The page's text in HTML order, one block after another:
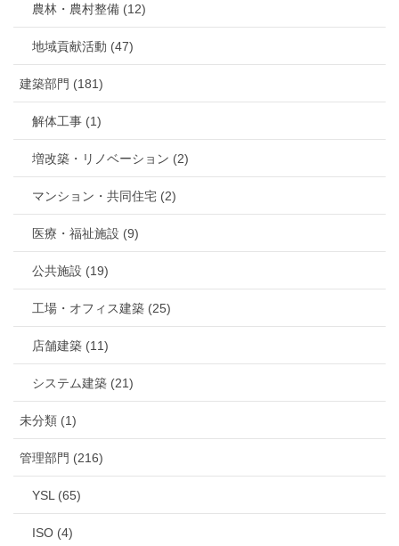
農林・農村整備 (12)
地域貢献活動 (47)
建築部門 (181)
解体工事 (1)
増改築・リノベーション (2)
マンション・共同住宅 (2)
医療・福祉施設 (9)
公共施設 (19)
工場・オフィス建築 (25)
店舗建築 (11)
システム建築 (21)
未分類 (1)
管理部門 (216)
YSL (65)
ISO (4)